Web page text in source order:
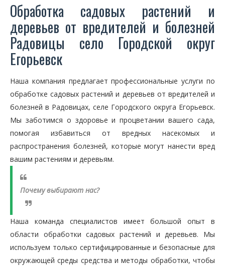
Обработка садовых растений и
деревьев от вредителей и болезней
Радовицы село Городской округ
Егорьевск
Наша компания предлагает профессиональные услуги по
обработке садовых растений и деревьев от вредителей и
болезней в Радовицах, селе Городского округа Егорьевск.
Мы заботимся о здоровье и процветании вашего сада,
помогая избавиться от вредных насекомых и
распространения болезней, которые могут нанести вред
вашим растениям и деревьям.
Почему выбирают нас?
Наша команда специалистов имеет большой опыт в
области обработки садовых растений и деревьев. Мы
используем только сертифицированные и безопасные для
окружающей среды средства и методы обработки, чтобы